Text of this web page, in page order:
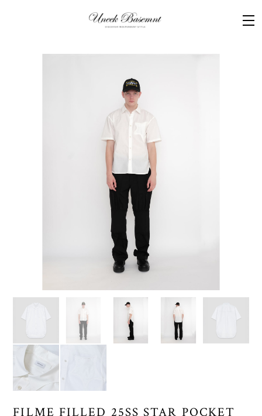
FILME FILLED 25SS STAR POCKET